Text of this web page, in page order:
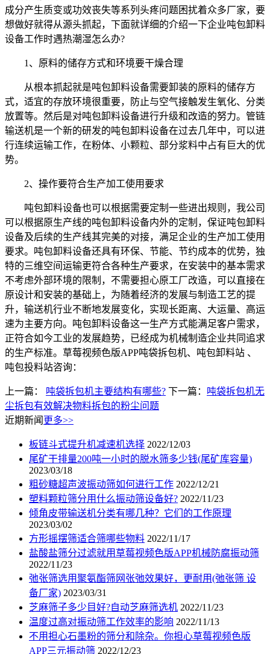
成分产生质变或功效丧失等系列头疼问题困扰着众多厂家，要
想做好就得从源头抓起，下面就详细的介绍一下企业吨包卸料
设备工作时遇热潮湿怎么办?
1、原料的储存方式和环境要干燥合理
从根本抓起就是吨包卸料设备需要卸装的原料的储存方
式，适宜的存放环境很重要，防止与空气接触发生氧化、分类
放置等。然后是对吨包卸料设备进行升级和改造的努力。管链
输送机是一个新的研发的吨包卸料设备在过去几年中，可以进
行连续运输工作，在粉体、小颗粒、部分浆料中占有巨大的优
势。
2、操作要符合生产加工使用要求
吨包卸料设备也可以根据需要定制一些进出规则，我公司
可以根据原生产线的吨包卸料设备内外的定制，保证吨包卸料
设备及后续的生产线其完美的对接，满足企业的生产加工使用
要求。吨包卸料设备还具有环保、节能、节约成本的优势，独
特的三维空间运输更符合各种生产要求，在安装中的基本需求
不考虑外部环境的限制，不需要担心原工厂改造，可以直接在
原设计和安装的基础上，为随着经济的发展与制造工艺的提
升，输送机行业不断地发展变化，实现长距离、大运量、高运
速为主要方向。吨包卸料设备这一生产方式能满足客户需求，
正符合如今工业的发展趋势，已经成为机械制造企业共同追求
的生产标准。草莓视频色版APP吨袋拆包机、吨包卸料站 、
吨包投料站咨询：
上一篇： 吨袋拆包机主要结构有哪些? 下一篇：
吨袋拆包机无
尘拆包有效解决物料拆包的粉尘问题
近期新闻 更多>>
板链斗式提升机减速机选择 2022/12/03
尾矿干排量200吨一小时的脱水筛多少钱(尾矿库容量)
2023/03/18
粗砂糖超声波振动筛如何进行工作 2022/12/21
塑料颗粒筛分用什么振动筛设备好? 2022/11/23
倾角皮带输送机分类有哪几种？它们的工作原理
2023/03/02
方形摇摆筛适合筛哪些物料 2022/11/17
盐酸盐筛分过滤就用草莓视频色版APP机械防腐振动筛
2022/11/23
弛张筛选用聚氨酯筛网张弛效果好，更耐用(弛张筛 设
备厂家) 2023/03/31
芝麻筛子多少目好?自动芝麻筛选机 2022/11/23
温度过高对振动筛工作效率的影响 2022/11/13
不用担心石墨粉的筛分和除杂。你担心草莓视频色版
APP三元振动筛 2022/12/23